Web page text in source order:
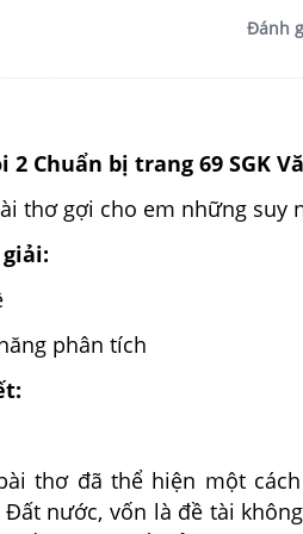
Đánh
2 Chuẩn bị trang 69 SGK
thơ gợi cho em những suy
phân tích
thơ đã thể hiện một
nước, vốn là đề tài